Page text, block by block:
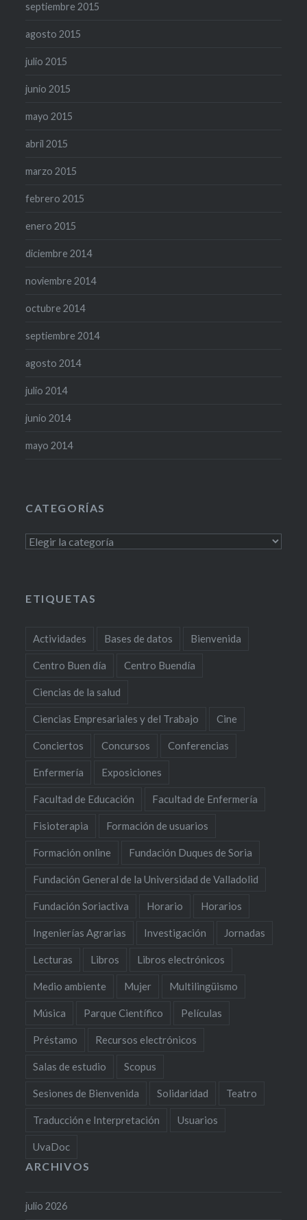
septiembre 2015
agosto 2015
julio 2015
junio 2015
mayo 2015
abril 2015
marzo 2015
febrero 2015
enero 2015
diciembre 2014
noviembre 2014
octubre 2014
septiembre 2014
agosto 2014
julio 2014
junio 2014
mayo 2014
CATEGORÍAS
Categorías
ETIQUETAS
Actividades Bases de datos Bienvenida
Centro Buen día Centro Buendía
Ciencias de la salud
Ciencias Empresariales y del Trabajo Cine
Conciertos Concursos Conferencias
Enfermería Exposiciones
Facultad de Educación Facultad de Enfermería
Fisioterapia Formación de usuarios
Formación online Fundación Duques de Soria
Fundación General de la Universidad de Valladolid
Fundación Soriactiva Horario Horarios
Ingenierías Agrarias Investigación Jornadas
Lecturas Libros Libros electrónicos
Medio ambiente Mujer Multilingüismo
Música Parque Científico Películas
Préstamo Recursos electrónicos
Salas de estudio Scopus
Sesiones de Bienvenida Solidaridad Teatro
Traducción e Interpretación Usuarios
UvaDoc
ARCHIVOS
julio 2026